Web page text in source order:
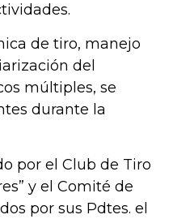
de tiro, manejo
del
múltiples, se
durante la
por el Club de Tiro
y el Comité de
por sus Pdtes. el